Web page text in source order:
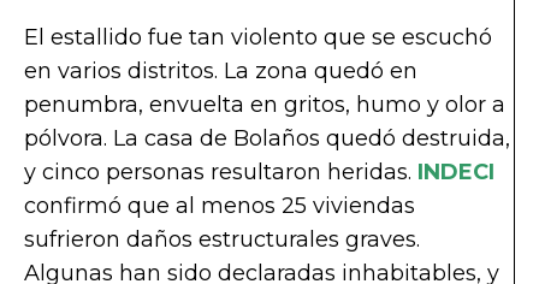
El estallido fue tan violento que se escuchó
en varios distritos. La zona quedó en
penumbra, envuelta en gritos, humo y olor a
pólvora. La casa de Bolaños quedó destruida,
y cinco personas resultaron heridas. INDECI
confirmó que al menos 25 viviendas
sufrieron daños estructurales graves.
Algunas han sido declaradas inhabitables, y